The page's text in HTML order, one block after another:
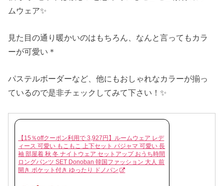
ムウェア✨
見た目の通り暖かいのはもちろん、なんと言ってもカラ
ーが可愛い＊
パステルボーダーなど、他にもおしゃれなカラーが揃っ
ているので是非チェックしてみて下さい！✨
【15％offクーポン利用で 3,927円】ルームウェア レデ
ィース 可愛い もこもこ 上下セット パジャマ 可愛い 長
袖 部屋着 秋 冬 ナイトウェア セットアップ おうち時間
ロングパンツ SET Donoban 韓国ファッション 大人 前
開き ポケット付き ゆったり ドノバン